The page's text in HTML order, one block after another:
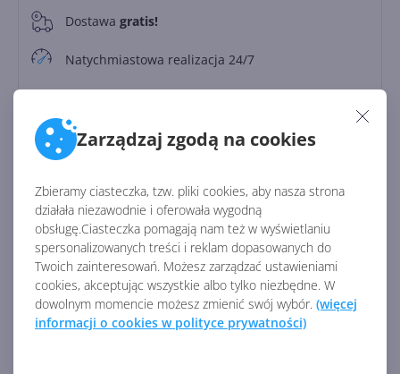
Zarządzaj zgodą na cookies
Zbieramy ciasteczka, tzw. pliki cookies, aby nasza strona
działała niezawodnie i oferowała wygodną
obsługę.Ciasteczka pomagają nam też w wyświetlaniu
spersonalizowanych treści i reklam dopasowanych do
Twoich zainteresowań. Możesz zarządzać ustawieniami
cookies, akceptując wszystkie albo tylko niezbędne. W
dowolnym momencie możesz zmienić swój wybór. (więcej
informacji o cookies w polityce prywatności)
0 Dostawa gratis!
Natychmiastowa realizacja 24/7
Rodzaj licencji:CSP
Producent:Microsoft
Identyfikator:11288
Zobacz porównanie z innymi pakietami